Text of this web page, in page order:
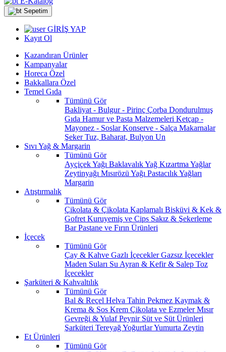
Sepetim
GİRİŞ YAP
Kayıt Ol
Kazandıran Ürünler
Kampanyalar
Horeca Özel
Bakkallara Özel
Temel Gıda
Tümünü Gör
Bakliyat - Bulgur - Pirinç Çorba Dondurulmuş
Gıda Hamur ve Pasta Malzemeleri Ketçap -
Mayonez - SoslarKonserve - Salça Makarnalar
ŞekerTuz, Baharat, Bulyon Un
Sıvı Yağ & Margarin
Tümünü Gör
Ayçiçek Yağı Baklavalık Yağ Kızartma Yağlar
Zeytinyağı Mısırözü Yağı Pastacılık Yağları
Margarin
Atıştırmalık
Tümünü Gör
Çikolata & Çikolata Kaplamalı Bisküvi & Kek &
Gofret Kuruyemiş ve Cips Sakız & Şekerleme
BarPastane ve Fırın Ürünleri
İçecek
Tümünü Gör
Çay & Kahve Gazlı İçeceklerGazsız İçecekler
Maden Suları Su Ayran & Kefir & Salep Toz
İçecekler
Şarküteri & Kahvaltılık
Tümünü Gör
Bal & Reçel Helva Tahin Pekmez Kaymak &
Krema & Sos Krem Çikolata ve EzmelerMısır
Gevreği & YulafPeynir Süt ve Süt Ürünleri
Şarküteri TereyağYoğurtlarYumurta Zeytin
Et Ürünleri
Tümünü Gör